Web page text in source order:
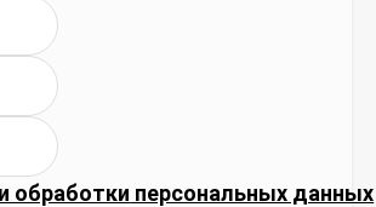
обработки персональных данных